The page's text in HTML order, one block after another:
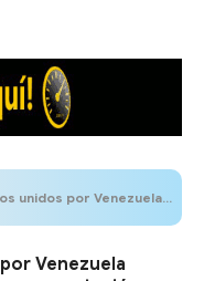
modificó en parte, su representación en la circunscripción #2
Venezuela